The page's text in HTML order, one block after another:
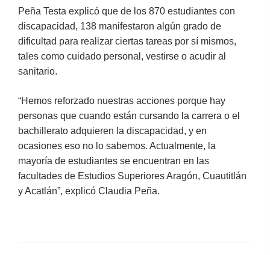
Peña Testa explicó que de los 870 estudiantes con
discapacidad, 138 manifestaron algún grado de
dificultad para realizar ciertas tareas por sí mismos,
tales como cuidado personal, vestirse o acudir al
sanitario.
“Hemos reforzado nuestras acciones porque hay
personas que cuando están cursando la carrera o el
bachillerato adquieren la discapacidad, y en
ocasiones eso no lo sabemos. Actualmente, la
mayoría de estudiantes se encuentran en las
facultades de Estudios Superiores Aragón, Cuautitlán
y Acatlán”, explicó Claudia Peña.